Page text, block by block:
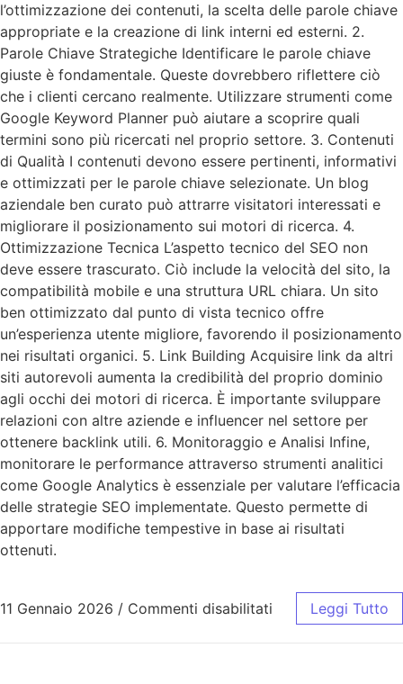
l’ottimizzazione dei contenuti, la scelta delle parole chiave
appropriate e la creazione di link interni ed esterni. 2.
Parole Chiave Strategiche Identificare le parole chiave
giuste è fondamentale. Queste dovrebbero riflettere ciò
che i clienti cercano realmente. Utilizzare strumenti come
Google Keyword Planner può aiutare a scoprire quali
termini sono più ricercati nel proprio settore. 3. Contenuti
di Qualità I contenuti devono essere pertinenti, informativi
e ottimizzati per le parole chiave selezionate. Un blog
aziendale ben curato può attrarre visitatori interessati e
migliorare il posizionamento sui motori di ricerca. 4.
Ottimizzazione Tecnica L’aspetto tecnico del SEO non
deve essere trascurato. Ciò include la velocità del sito, la
compatibilità mobile e una struttura URL chiara. Un sito
ben ottimizzato dal punto di vista tecnico offre
un’esperienza utente migliore, favorendo il posizionamento
nei risultati organici. 5. Link Building Acquisire link da altri
siti autorevoli aumenta la credibilità del proprio dominio
agli occhi dei motori di ricerca. È importante sviluppare
relazioni con altre aziende e influencer nel settore per
ottenere backlink utili. 6. Monitoraggio e Analisi Infine,
monitorare le performance attraverso strumenti analitici
come Google Analytics è essenziale per valutare l’efficacia
delle strategie SEO implementate. Questo permette di
apportare modifiche tempestive in base ai risultati
ottenuti.
11 Gennaio 2026 / Commenti disabilitati Leggi Tutto